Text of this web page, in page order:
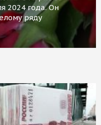
2024 года. Он
ряду